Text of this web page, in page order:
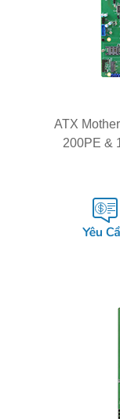
ATX
200PE &